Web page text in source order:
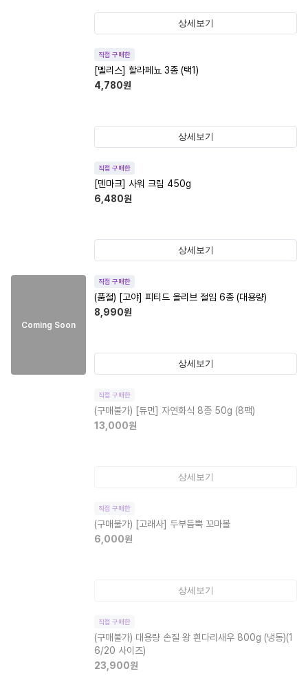
상세보기
직접 구매한
[멜리스] 할라페뇨 3종 (택1)
4,780원
상세보기
직접 구매한
[덴마크] 사워 크림 450g
6,480원
상세보기
Coming Soon
직접 구매한
(품절) [고야] 피티드 올리브 절임 6종 (대용량)
8,990원
상세보기
직접 구매한
(구매불가) [듀먼] 자연화식 8종 50g (8팩)
13,000원
상세보기
직접 구매한
(구매불가) [고래사] 두부듬뿍 꼬마볼
6,000원
상세보기
직접 구매한
(구매불가) 대용량 손질 왕 흰다리새우 800g (냉동)(1
6/20 사이즈)
23,900원